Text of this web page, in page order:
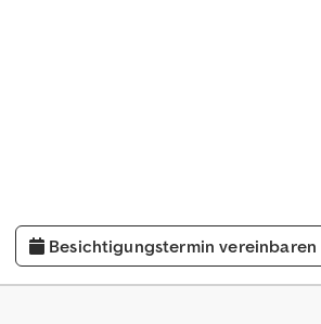
Besichtigungstermin vereinbaren